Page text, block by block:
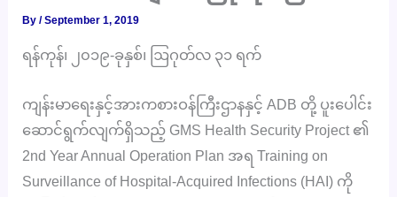
By/September 1, 2019
ရန်ကုန်၊ ၂၀၁၉-ခုနှစ်၊ ဩဂုတ်လ ၃၁ ရက်
ကျန်းမာရေးနှင့်အားကစားဝန်ကြီးဌာနနှင့် ADB တို့ ပူးပေါင်း
ဆောင်ရွက်လျက်ရှိသည့် GMS Health Security Project ၏
2nd Year Annual Operation Plan အရ Training on
Surveillance of Hospital-Acquired Infections (HAI) ကို